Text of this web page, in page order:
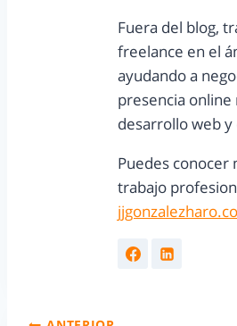
Fuera del blog,
freelance en el
ayudando a
presencia
desarrollo web
Puedes conocer
trabajo